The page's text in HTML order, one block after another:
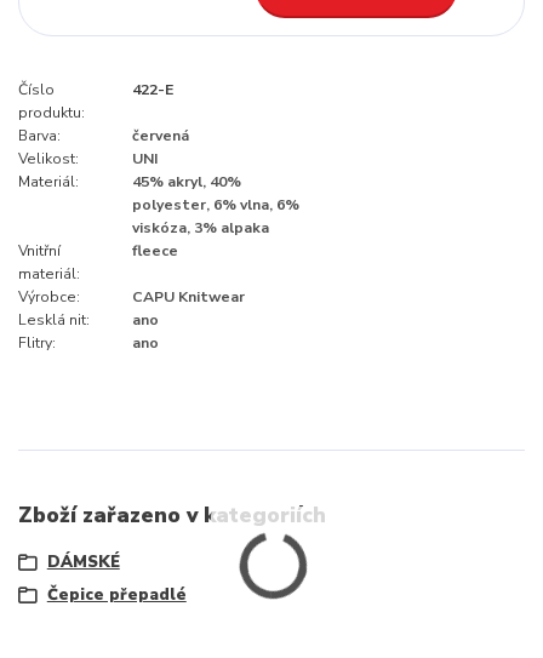
Číslo
produktu:
422-E
Barva:
červená
Velikost:
UNI
Materiál:
45% akryl, 40%
polyester, 6% vlna, 6%
viskóza, 3% alpaka
Vnitřní
materiál:
fleece
Výrobce:
CAPU Knitwear
Lesklá nit:
ano
Flitry:
ano
Zboží zařazeno v kategoriích
DÁMSKÉ
Čepice přepadlé